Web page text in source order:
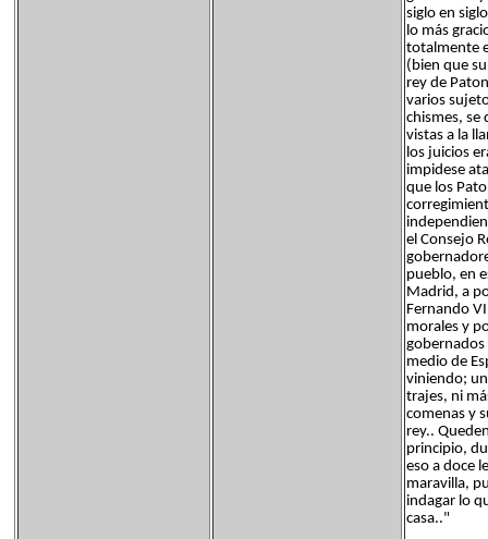
siglo en
lo más
totalmente
(bien que
rey de
varios
chismes, se
vistas a la
los juicios
impidese
que los
el Consejo
pueblo, en
Madrid, a
Fernando
morales y
gobernados
medio de
viniendo;
trajes, ni
comenas y
rey..
principio,
eso a doce
maravilla,
indagar lo
casa.."